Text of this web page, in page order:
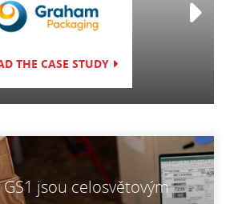
THE CASE STUDY
jsou celosvětovým